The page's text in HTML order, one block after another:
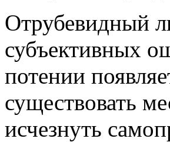
Отрубевидный
субъективных
потении
существовать
исчезнуть